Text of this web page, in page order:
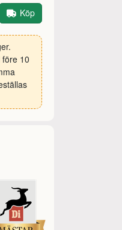
Köp
10